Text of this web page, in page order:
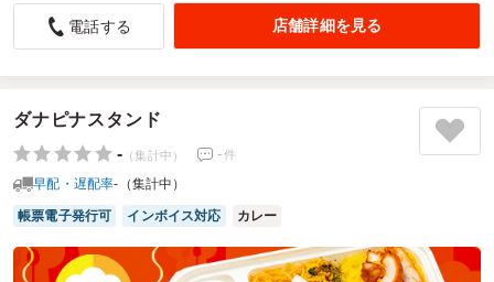
すんごい美味しいカレー
4.0
も満足度高かったです。辛さも程よく、最後まで飽きずに楽
しめました。全体の量はちょうど良く、ランチとして満足で
きる内容でした。また、注文したサイトも操作しやすく、ス
ムーズに選べた点が好印象。安心して利用できるサービスだ
と感じました。
ご利用シーン：会議・セミナー›研修
参加者の年齢： 20代～30代男女比：男女混合
電話する 店舗詳細を見る
ダナピナスタンド
- （集計中） -件
早配・遅配率-（集計中）
帳票電子発行可 インボイス対応 カレー